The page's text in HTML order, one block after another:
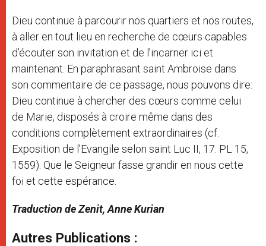
Dieu continue à parcourir nos quartiers et nos routes,
à aller en tout lieu en recherche de cœurs capables
d’écouter son invitation et de l’incarner ici et
maintenant. En paraphrasant saint Ambroise dans
son commentaire de ce passage, nous pouvons dire:
Dieu continue à chercher des cœurs comme celui
de Marie, disposés à croire même dans des
conditions complètement extraordinaires (cf.
Exposition de l’Evangile selon saint Luc II, 17: PL 15,
1559). Que le Seigneur fasse grandir en nous cette
foi et cette espérance.
Traduction de Zenit, Anne Kurian
Autres Publications :